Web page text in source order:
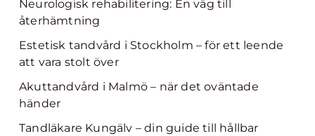
Neurologisk rehabilitering: En väg till
återhämtning
Estetisk tandvård i Stockholm – för ett leende
att vara stolt över
Akuttandvård i Malmö – när det oväntade
händer
Tandläkare Kungälv – din guide till hållbar